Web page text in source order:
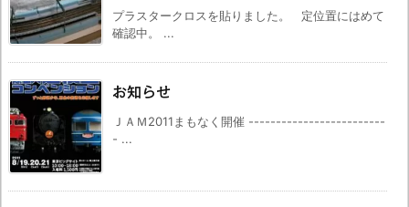
プラスタークロスを貼りました。 定位置にはめて
確認中。 ...
お知らせ
ＪＡＭ2011まもなく開催 -------------------------
- ...